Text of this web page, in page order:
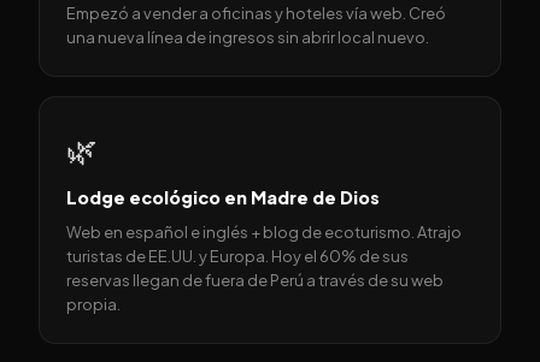
Empezó a vender a oficinas y hoteles vía web. Creó
una nueva línea de ingresos sin abrir local nuevo.
🌿
Lodge ecológico en Madre de Dios
Web en español e inglés + blog de ecoturismo. Atrajo
turistas de EE.UU. y Europa. Hoy el 60% de sus
reservas llegan de fuera de Perú a través de su web
propia.